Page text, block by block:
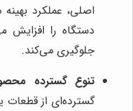
اصلی، عملکرد
دستگاه را افزایش
جلوگیری می‌کند.
تنوع گسترده
گسترده‌ای از قطعات